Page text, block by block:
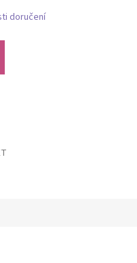
doručení